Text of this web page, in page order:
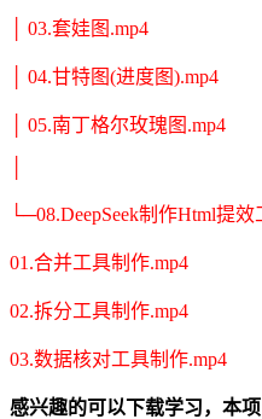
│ 03.套娃图.mp4
│ 04.甘特图(进度图).mp4
│ 05.南丁格尔玫瑰图.mp4
└─08.DeepSeek制作Html提效
01.合并工具制作.mp4
02.拆分工具制作.mp4
03.数据核对工具制作.mp4
感兴趣的可以下载学习，本